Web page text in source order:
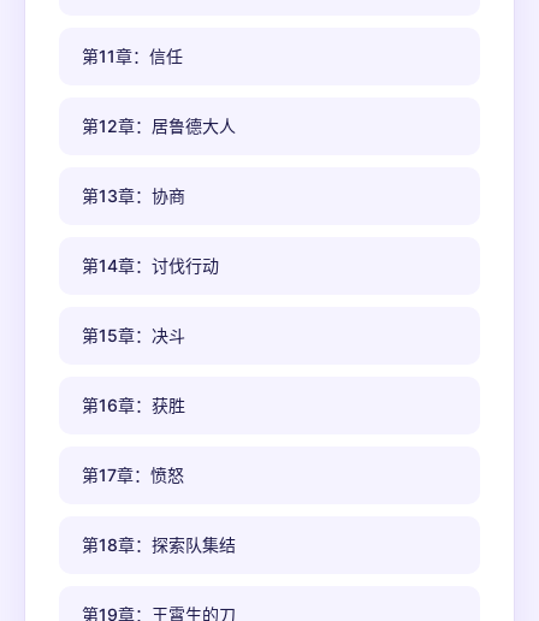
第11章：信任
第12章：居鲁德大人
第13章：协商
第14章：讨伐行动
第15章：决斗
第16章：获胜
第17章：愤怒
第18章：探索队集结
第19章：王霄生的刀